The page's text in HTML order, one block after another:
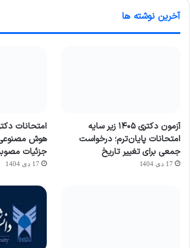
آخرین نوشته ها
آزمون دکتری ۱۴۰۵ زیر سایه
امتحانات پایان‌ترم؛ درخواست
جمعی برای تغییر تاریخ
17 دی 1404
امتحانات
هوش مصنوعی
جزئیات
17 دی 1404